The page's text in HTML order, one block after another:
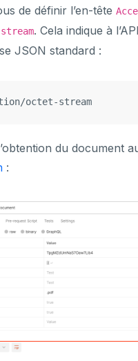
de définir l’en-tête
. Cela indique à
JSON standard :
du document
: